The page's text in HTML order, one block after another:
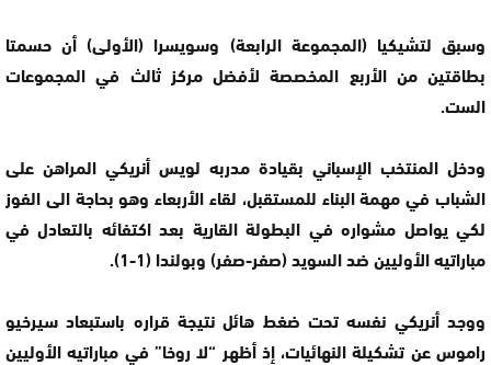
وسبق لتشيكيا (المجموعة الرابعة) وسويسرا (الأولى) أن حسمتا
بطاقتين من الأربع المخصصة لأفضل مركز ثالث في المجموعات
الست.
ودخل المنتخب الإسباني بقيادة مدربه لويس أنريكي المراهن على
الشباب في مهمة البناء للمستقبل، لقاء الأربعاء وهو بحاجة الى الفوز
لكي يواصل مشواره في البطولة القارية بعد اكتفائه بالتعادل في
مباراتيه الأوليين ضد السويد (صفر-صفر) وبولندا (1-1).
ووجد أنريكي نفسه تحت ضغط هائل نتيجة قراره باستبعاد سيرخيو
راموس عن تشكيلة النهائيات، إذ أظهر “لا روخا” في مباراتيه الأوليين